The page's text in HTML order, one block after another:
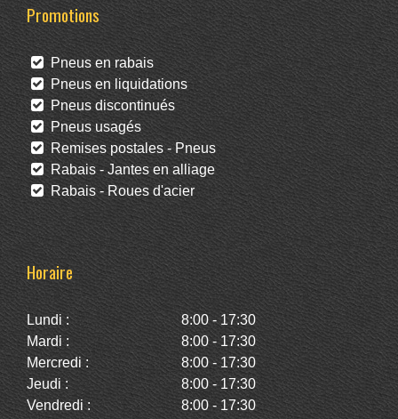
Promotions
Pneus en rabais
Pneus en liquidations
Pneus discontinués
Pneus usagés
Remises postales - Pneus
Rabais - Jantes en alliage
Rabais - Roues d'acier
Horaire
Lundi :
8:00 - 17:30
Mardi :
8:00 - 17:30
Mercredi :
8:00 - 17:30
Jeudi :
8:00 - 17:30
Vendredi :
8:00 - 17:30